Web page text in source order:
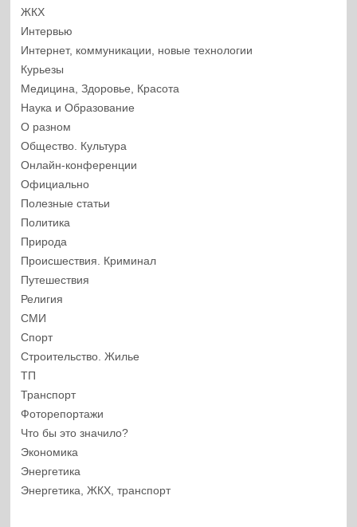
ЖКХ
Интервью
Интернет, коммуникации, новые технологии
Курьезы
Медицина, Здоровье, Красота
Наука и Образование
О разном
Общество. Культура
Онлайн-конференции
Официально
Полезные статьи
Политика
Природа
Происшествия. Криминал
Путешествия
Религия
СМИ
Спорт
Строительство. Жилье
ТП
Транспорт
Фоторепортажи
Что бы это значило?
Экономика
Энергетика
Энергетика, ЖКХ, транспорт